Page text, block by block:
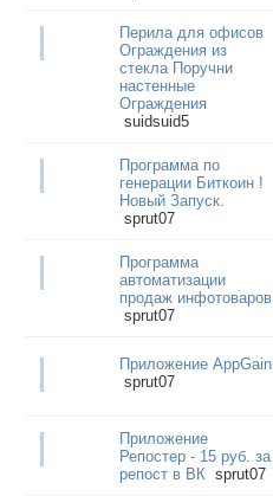
Перила для офисов
Ограждения из
стекла Поручни
настенные
Ограждения
suidsuid5
Программа по
генерации Биткоин !
Новый Запуск.
sprut07
Программа
автоматизации
продаж инфотоваров
sprut07
Приложение AppGain
sprut07
Приложение
Репостер - 15 руб. за
репост в ВК sprut07